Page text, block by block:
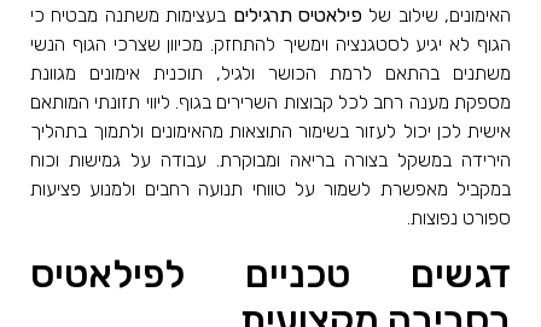
האימונים, שילוב שלפילאטיס תרגילים בעצימות משתנה מבטיח כי
הגוף לא יגיע לסטגנציה וימשיך להתחזק. מכיוון שצרכי הגוף הנשי
משתנים בהתאם לרמת הכושר ולגיל, תוכנית אימונים מגוונת
מספקת מענה רחב לכל קבוצות השרירים בגוף. ליווי תזונתי המותאם
אישית לכן יכול לעזור בשימור התוצאות מהאימונים ולתמוך בתהליך
הירידה במשקל בצורה בריאה ומבוקרת. עבודה על גמישות וכוח
במקביל מאפשרת לשמור על טווחי תנועה רחבים ולמנוע פציעות
ספורט נפוצות.
דגשים טכניים לפילאטיס